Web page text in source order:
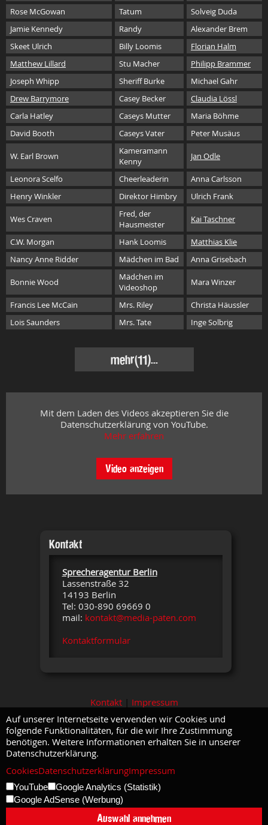
Rose McGowan Tatum
Solveig Duda
Jamie Kennedy
Randy
Alexander Brem
Skeet Ulrich
Billy Loomis
Florian Halm
Matthew Lillard
Stu Macher
Philipp Brammer
Joseph Whipp
Sheriff Burke
Michael Gahr
Drew Barrymore
Casey Becker
Claudia Lössl
Carla Hatley
Caseys Mutter
Maria Böhme
David Booth
Caseys Vater Peter Musäus
W. Earl Brown
Kameramann
Kenny
Jan Odle
Leonora Scelfo Cheerleaderin
Anna Carlsson
Henry Winkler
Direktor Himbry Ulrich Frank
Wes Craven
Fred, der
Hausmeister
Kai Taschner
C.W. Morgan Hank Loomis
Matthias Klie
Nancy Anne Ridder
Mädchen im Bad Anna Grisebach
Bonnie Wood
Mädchen im
Videoshop
Mara Winzer
Francis Lee McCain Mrs. Riley
Christa Häussler
Lois Saunders
Mrs. Tate Inge Solbrig
mehr(11)...
Mit dem Laden des Videos akzeptieren Sie die
Datenschutzerklärung von YouTube.
Mehr erfahren
Video anzeigen
Kontakt
Sprecheragentur Berlin
Lassenstraße 32
14193 Berlin
Tel: 030-890 69669 0
mail: kontakt@media-paten.com
Kontaktformular
Kontakt| Impressum
Auf unserer Internetseite verwenden wir Cookies und
folgende Funktionalitäten, für die wir Ihre Zustimmung
benötigen. Weitere Informationen erhalten Sie in unserer
Datenschutzerklärung.
CookiesDatenschutzerklärungImpressum
YouTube
Google Analytics (Statistik)
Google AdSense (Werbung)
Auswahl annehmen